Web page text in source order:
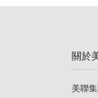
美聯信
關於
美聯